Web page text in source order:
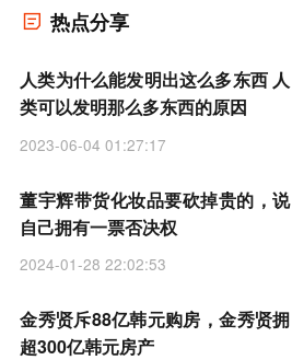
热点分享
人类为什么能发明出这么多东西 人
类可以发明那么多东西的原因
2023-06-04 01:27:17
董宇辉带货化妆品要砍掉贵的，说
自己拥有一票否决权
2024-01-28 22:02:53
金秀贤斥88亿韩元购房，金秀贤拥
超300亿韩元房产